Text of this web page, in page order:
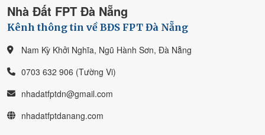
Nhà Đất FPT Đà Nẵng
Kênh thông tin về BĐS FPT Đà Nẵng
Nam Kỳ Khởi Nghĩa, Ngũ Hành Sơn, Đà Nẵng
0703 632 906 (Tường Vi)
nhadatfptdn@gmail.com
nhadatfptdanang.com